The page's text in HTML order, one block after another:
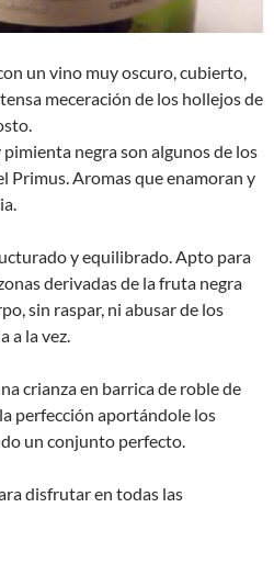
un vino muy oscuro, cubierto,
meceración de los hollejos de
negra son algunos de los
Primus. Aromas que enamoran y
y equilibrado. Apto para
derivadas de la fruta negra
sin raspar, ni abusar de los
a la vez.
crianza en barrica de roble de
perfección aportándole los
un conjunto perfecto.
disfrutar en todas las